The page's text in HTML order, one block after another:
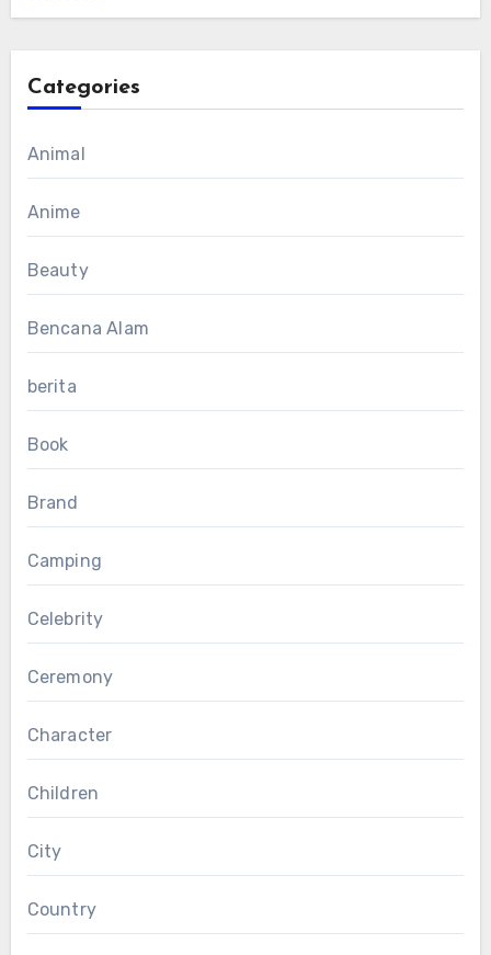
Categories
Animal
Anime
Beauty
Bencana Alam
berita
Book
Brand
Camping
Celebrity
Ceremony
Character
Children
City
Country